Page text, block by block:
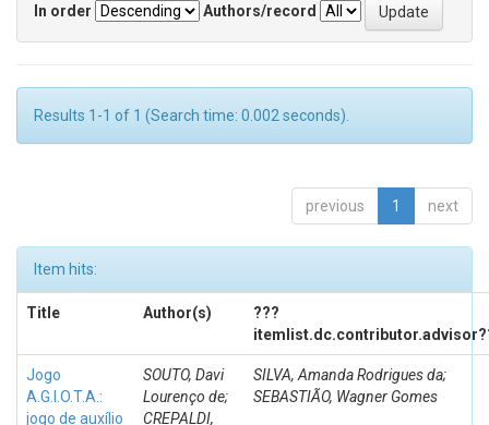
In order
Authors/record
Results 1-1 of 1 (Search time: 0.002 seconds).
previous 1 next
Item hits:
Title Author(s)
???
Jogo
A.G.I.O.T.A.:
jogo de auxílio
SOUTO, Davi
Lourenço de;
CREPALDI,
SILVA, Amanda Rodrigues da;
SEBASTIÃO, Wagner Gomes